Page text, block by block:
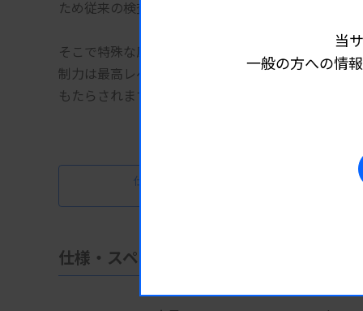
ため従来の検査用品では正確に測定することは困難
そこで特殊な原料を使用した新しいCSF検体用チ
制力は最高レベルで、この極めて貴重な検体を扱
もたらされます。
仕様・スペック
仕様・スペック
当
一般の方への情